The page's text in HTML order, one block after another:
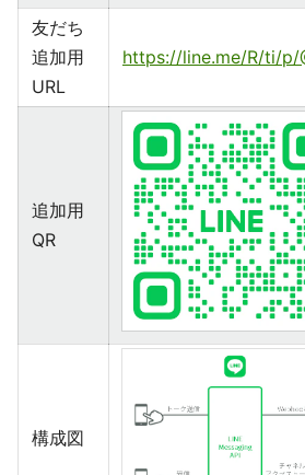
友だち
追加用
URL
https://line.me/R/ti/p/
追加用
QR
構成図